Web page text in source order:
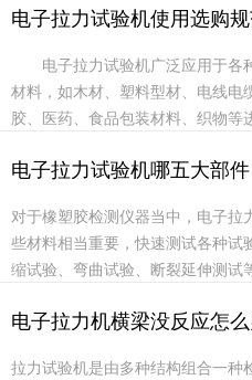
速...
电子拉力试验机使用选购
电子拉力试验机广泛应用于各
材料，如木材、塑料型材、电线电
胶、医药、食品包装材料、织物等
数...
电子拉力试验机哪五大部件
对于橡塑胶检测仪器当中，电子拉
些材料相当重要，快速测试各种试
缩试验、弯曲试验、断裂延伸测试
拉...
电子拉力机横梁没反应怎
拉力试验机是由多种结构组合一种